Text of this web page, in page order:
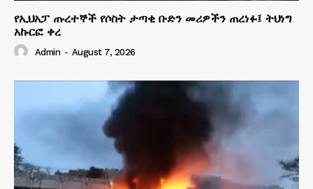
የኢህአፓ ጡረተኞች የሶስት ታጣቂ ቡድን መሪዎችን ጠረነፉ፤ ትህነግ
አኩርፎ ቀረ
Admin - August 7, 2026